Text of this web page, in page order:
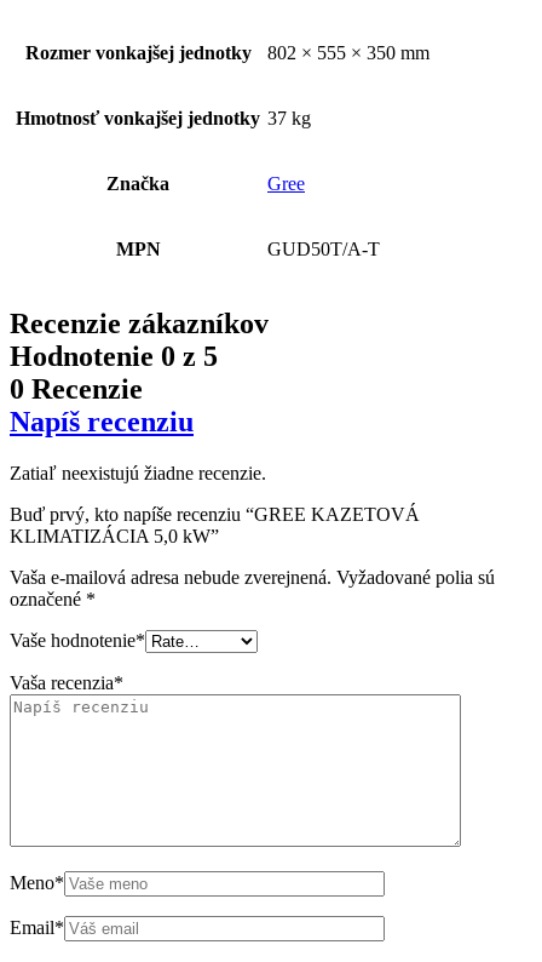
Rozmer vonkajšej jednotky 802 × 555 × 350 mm
Hmotnosť vonkajšej jednotky 37 kg
Značka Gree
MPN GUD50T/A-T
Recenzie zákazníkov
Hodnotenie 0 z 5
0 Recenzie
Napíš recenziu
Zatiaľ neexistujú žiadne recenzie.
Buď prvý, kto napíše recenziu “GREE KAZETOVÁ
KLIMATIZÁCIA 5,0 kW”
Vaša e-mailová adresa nebude zverejnená. Vyžadované polia sú
označené *
Vaše hodnotenie*
Vaša recenzia*
Meno*
Email*